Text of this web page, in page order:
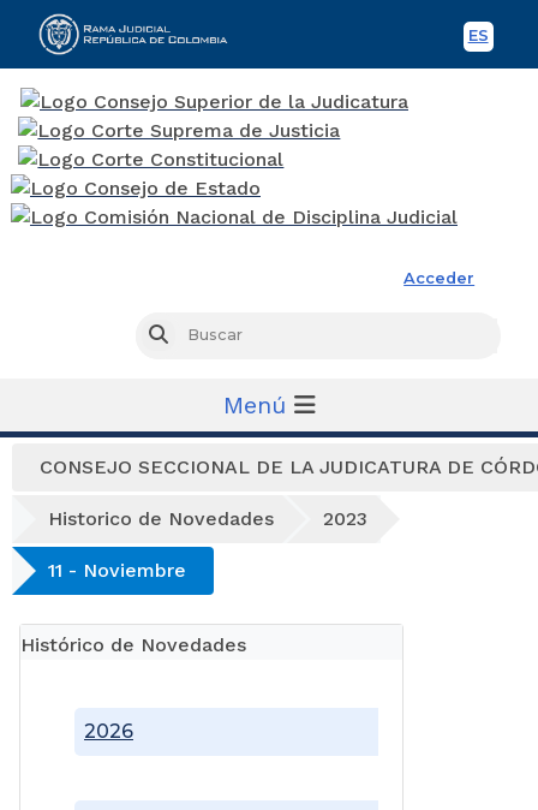
ES
Acceder
Buscar
Menú
CONSEJO SECCIONAL DE LA JUDICATURA DE
Historico de Novedades 2023
11 - Noviembre
Histórico de Novedades
2026